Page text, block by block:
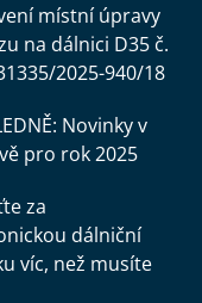
místní úpravy
na dálnici D35 č.
2025-940/18
Novinky v
pro rok 2025
za
dálniční
víc, než musíte